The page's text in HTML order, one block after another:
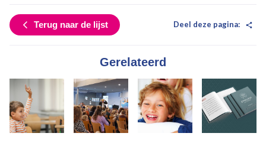
Terug naar de lijst Deel deze pagina:
Gerelateerd